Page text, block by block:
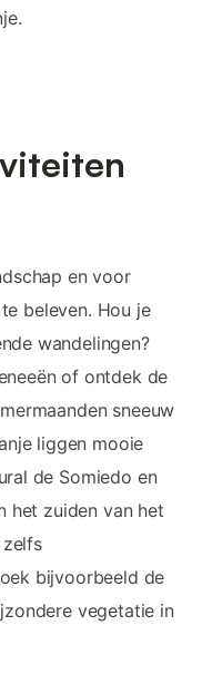
en voor
beleven. Hou je
wandelingen?
of ontdek de
sneeuw
liggen mooie
de Somiedo en
het zuiden van het
bijvoorbeeld de
vegetatie in